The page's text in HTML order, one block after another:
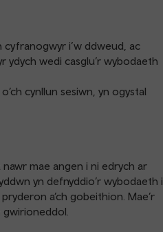
cyfranogwyr i’w ddweud, ac
ydych wedi casglu’r wybodaeth
cynllun sesiwn, yn ogystal
mae angen i ni edrych ar
yn defnyddio’r wybodaeth i
a’ch gobeithion. Mae’r